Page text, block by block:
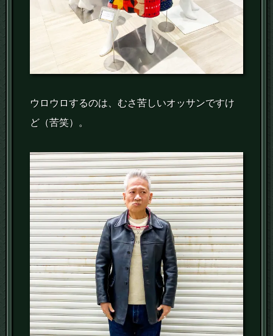
ウロウロするのは、むさ苦しいオッサンですけ
ど（苦笑）。